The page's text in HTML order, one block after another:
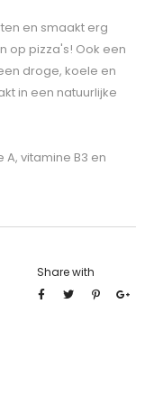
en smaakt erg
op pizza's! Ook een
droge, koele en
in een natuurlijke
vitamine B3 en
Share with